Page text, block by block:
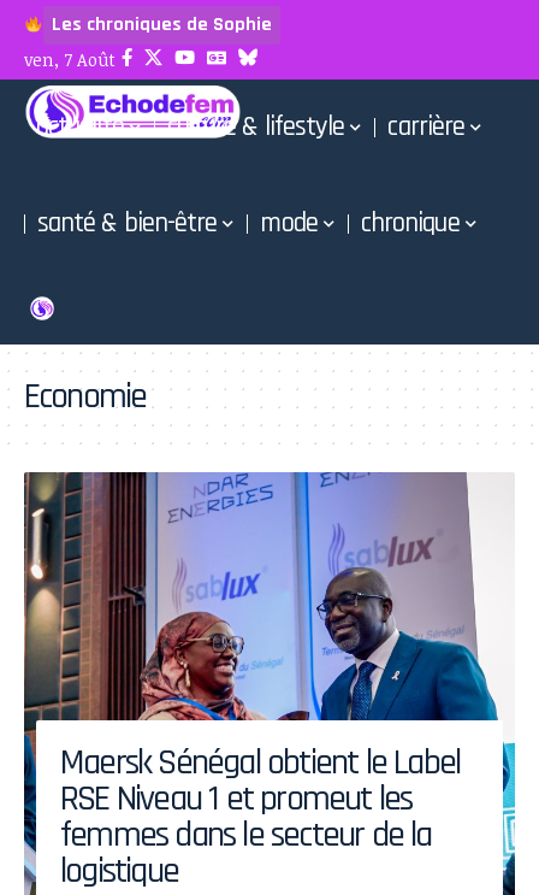
Les chroniques de Sophie
ven, 7 Août
actualité culture & lifestyle carrière
santé & bien-être mode chronique
Economie
Maersk Sénégal obtient le Label
RSE Niveau 1 et promeut les
femmes dans le secteur de la
logistique